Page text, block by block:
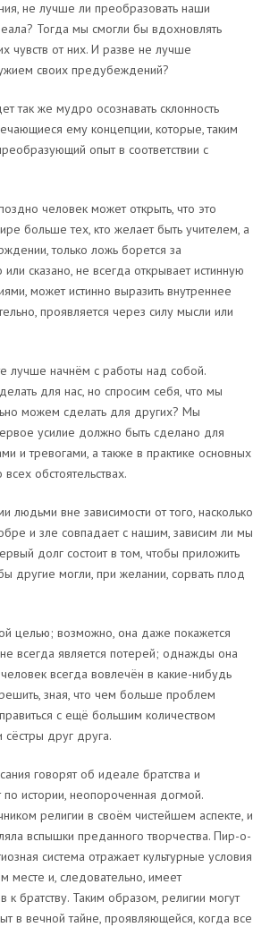
не лучше ли преобразовать наши
Тогда мы смогли бы вдохновлять
чувств от них. И разве не лучше
своих предубеждений?
так же мудро осознавать склонность
ему концепции, которые, таким
опыт в соответствии с
человек может открыть, что это
больше тех, кто желает быть учителем, а
только ложь борется за
сказано, не всегда открывает истинную
может истинно выразить внутреннее
проявляется через силу мысли или
лучше начнём с работы над собой.
для нас, но спросим себя, что мы
можем сделать для других? Мы
усилие должно быть сделано для
и тревогами, а также в практике основных
обстоятельствах.
вне зависимости от того, насколько
и зле совпадает с нашим, зависим ли мы
долг состоит в том, чтобы приложить
другие могли, при желании, сорвать плод
целью; возможно, она даже покажется
всегда является потерей; однажды она
всегда вовлечён в какие-нибудь
зная, что чем больше проблем
с ещё большим количеством
друг друга.
говорят об идеале братства и
истории, неопороченная догмой.
религии в своём чистейшем аспекте, и
вспышки преданного творчества. Пир-о-
система отражает культурные условия
и, следовательно, имеет
братству. Таким образом, религии могут
в вечной тайне, проявляющейся, когда все